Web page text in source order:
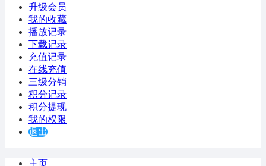
升级会员
我的收藏
播放记录
下载记录
充值记录
在线充值
三级分销
积分记录
积分提现
我的权限
退出
主页